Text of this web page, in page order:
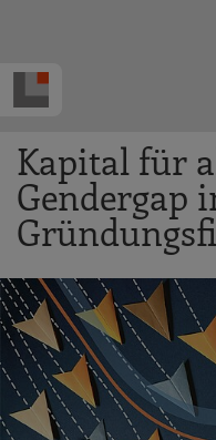
Kapital für
Gendergap